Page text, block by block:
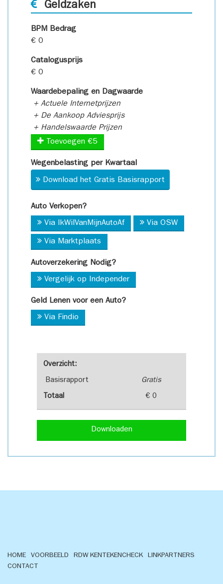
Overzicht:
Basisrapport Gratis
Totaal € 0
Downloaden
Geldzaken
BPM Bedrag
€ 0
Catalogusprijs
€ 0
Waardebepaling en Dagwaarde
+ Actuele Internetprijzen
+ De Aankoop Adviesprijs
+ Handelswaarde Prijzen
Toevoegen €5
Wegenbelasting per Kwartaal
Download het Gratis Basisrapport
Auto Verkopen?
Via IkWilVanMijnAutoAf Via OSW
Via Marktplaats
Autoverzekering Nodig?
Vergelijk op Independer
Geld Lenen voor een Auto?
Via Findio
HOME VOORBEELD RDW KENTEKENCHECK
LINKPARTNERS
CONTACT